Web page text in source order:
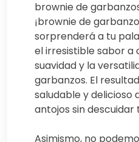
brownie de
¡brownie de
sorprenderá a tu
el irresistible sabor a
suavidad y la
garbanzos. El
saludable y delicioso
antojos sin descuidar
Asimismo, no